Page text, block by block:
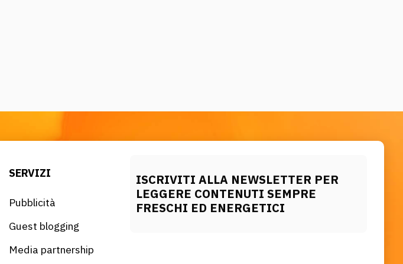
SERVIZI
Pubblicità
Guest blogging
Media partnership
ISCRIVITI ALLA NEWSLETTER PER
LEGGERE CONTENUTI SEMPRE
FRESCHI ED ENERGETICI